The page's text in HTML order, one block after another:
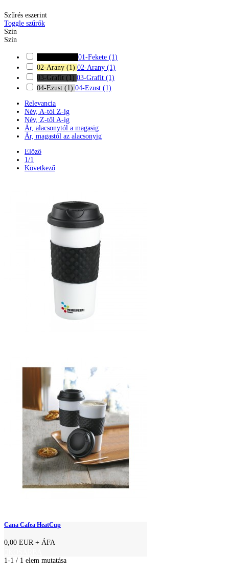
Szűrés eszerint
Toggle szűrők
Szín
Szín
01-Fekete (1)
02-Arany (1) 02-Arany (1)
03-Grafit (1) 03-Grafit (1)
04-Ezust (1) 04-Ezust (1)
Relevancia
Név, A-tól Z-ig
Név, Z-től A-ig
Ár, alacsonytól a magasig
Ár, magastól az alacsonyig
Előző
1/1
Következő
Cana Cafea HeatCup
0,00 EUR + ÁFA
1-1 / 1 elem mutatása